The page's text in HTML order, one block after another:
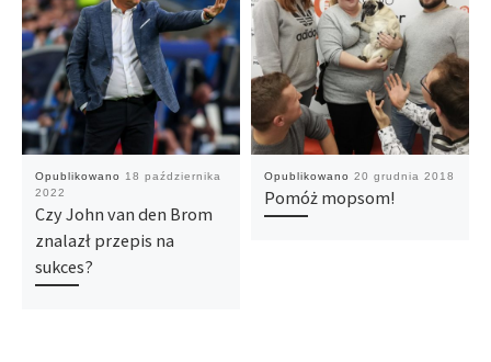
Opublikowano
18 października
2022
Czy John van den Brom
znalazł przepis na
sukces?
Opublikowano 20 grudnia 2018
Pomóż mopsom!